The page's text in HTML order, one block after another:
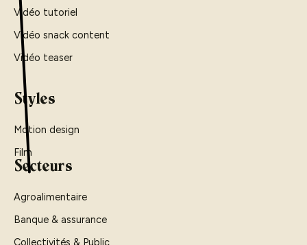
Vidéo tutoriel
Vidéo snack content
Vidéo teaser
Styles
Motion design
Film
Secteurs
Agroalimentaire
Banque & assurance
Collectivités & Public